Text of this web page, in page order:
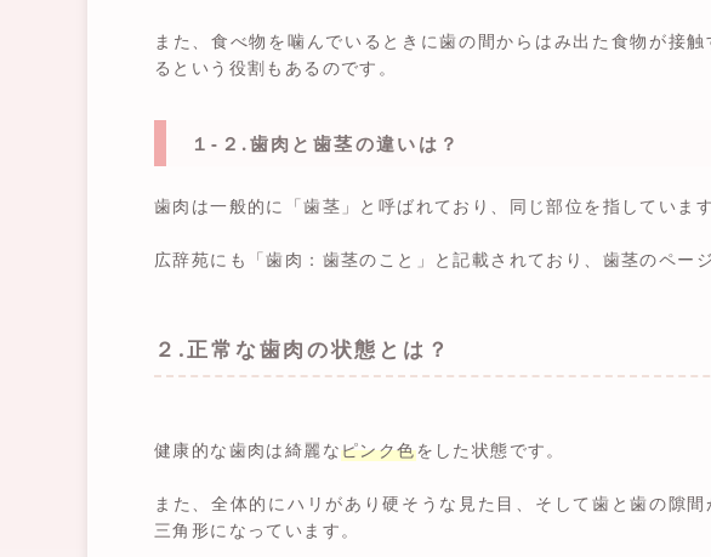
また、食べ物を噛んでいるときに歯の間からはみ出た食物が接
るという役割もあるのです。
１-２.歯肉と歯茎の違いは？
歯肉は一般的に「歯茎」と呼ばれており、同じ部位を指しています
広辞苑にも「歯肉：歯茎のこと」と記載されており、歯茎のペー
２.正常な歯肉の状態とは？
健康的な歯肉は綺麗なピンク色をした状態です。
また、全体的にハリがあり硬そうな見た目、そして歯と歯の隙
三角形になっています。